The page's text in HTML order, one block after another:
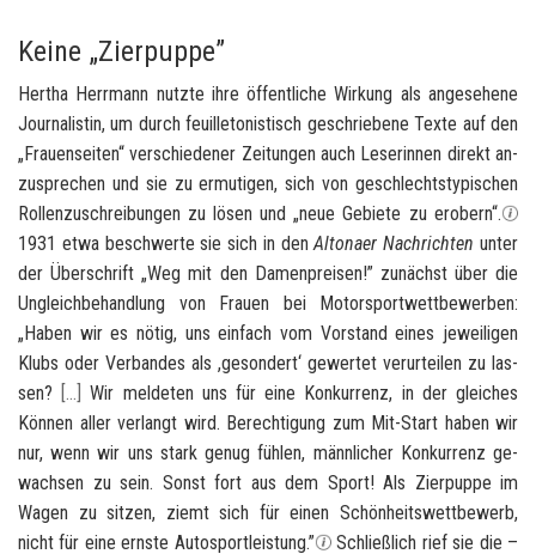
Keine „Zierpuppe”
Her­tha Herr­mann nutz­te ihre öf­fent­li­che Wir­kung als an­ge­se­he­ne
Jour­na­lis­tin, um durch feuil­le­to­nis­tisch ge­schrie­be­ne Texte auf den
„Frau­en­sei­ten“ ver­schie­de­ner Zei­tun­gen auch Le­se­rin­nen di­rekt an­
zu­spre­chen und sie zu er­mu­ti­gen, sich von ge­schlechts­ty­pi­schen
Rol­len­zu­schrei­bun­gen zu lösen und „neue Ge­bie­te zu er­obern“.
1931 etwa be­schwer­te sie sich in denAl­to­na­er Nach­rich­ten unter
der Über­schrift „Weg mit den Da­men­prei­sen!” zu­nächst über die
Un­gleich­be­hand­lung von Frau­en bei Mo­tor­sport­wett­be­wer­ben:
„Haben wir es nötig, uns ein­fach vom Vor­stand eines je­wei­li­gen
Klubs oder Ver­ban­des als ,ge­son­dert‘ ge­wer­tet ver­ur­tei­len zu las­
sen? […
Wir mel­de­ten uns für eine Kon­kur­renz, in der glei­ches
Kön­nen aller ver­langt wird. Be­rech­ti­gung zum Mit-​Start haben wir
nur, wenn wir uns stark genug füh­len, männ­li­cher Kon­kur­renz ge­
wach­sen zu sein. Sonst fort aus dem Sport! Als Zier­pup­pe im
Wagen zu sit­zen, ziemt sich für einen Schön­heits­wett­be­werb,
nicht für eine erns­te Au­to­sport­leis­tung.”
Schließ­lich rief sie die –